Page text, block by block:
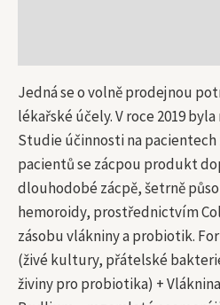
Jedná se o volně prodejnou
lékařské účely. V roce 2019
Studie účinnosti na pacientech
pacientů se zácpou produkt
dlouhodobé zácpě, šetrně
hemoroidy, prostřednictvím
zásobu vlákniny a probiotik.
(živé kultury, přátelské
živiny pro probiotika) +